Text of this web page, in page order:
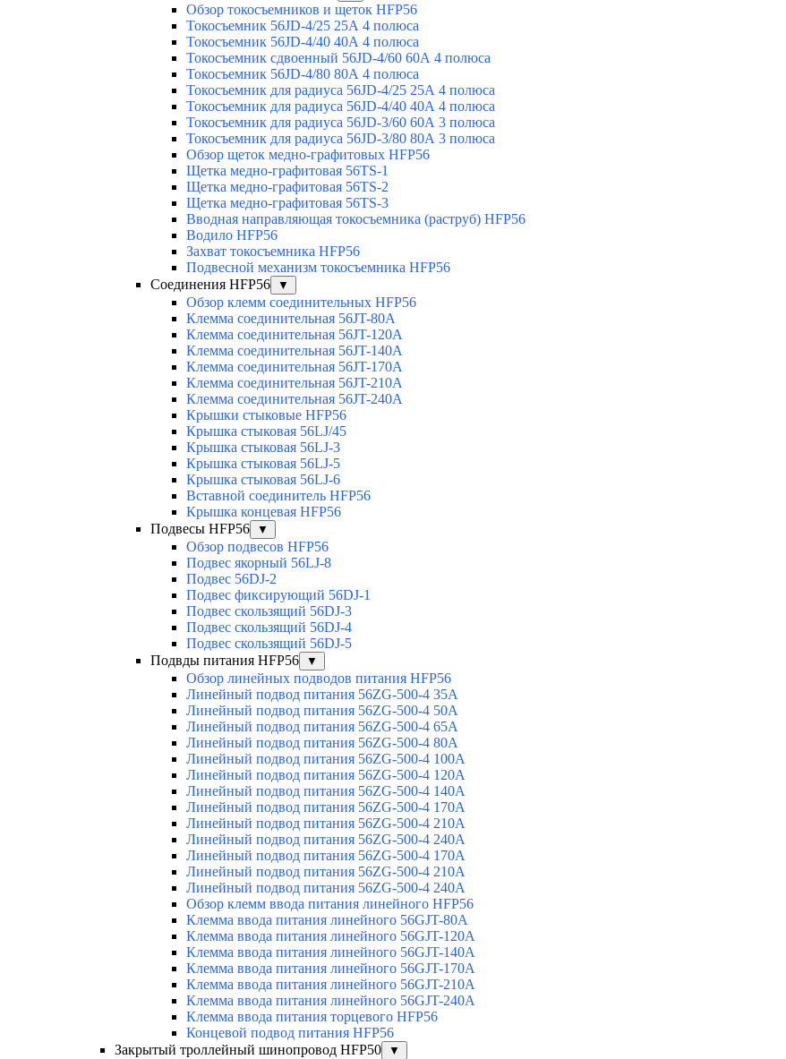
Обзор токосъемников и щеток HFP56
Токосъемник 56JD-4/25 25А 4 полюса
Токосъемник 56JD-4/40 40А 4 полюса
Токосъемник сдвоенный 56JD-4/60 60А 4 полюса
Токосъемник 56JD-4/80 80А 4 полюса
Токосъемник для радиуса 56JD-4/25 25А 4 полюса
Токосъемник для радиуса 56JD-4/40 40А 4 полюса
Токосъемник для радиуса 56JD-3/60 60А 3 полюса
Токосъемник для радиуса 56JD-3/80 80А 3 полюса
Обзор щеток медно-графитовых HFP56
Щетка медно-графитовая 56TS-1
Щетка медно-графитовая 56TS-2
Щетка медно-графитовая 56TS-3
Вводная направляющая токосъемника (раструб) HFP56
Водило HFP56
Захват токосъемника HFP56
Подвесной механизм токосъемника HFP56
Соединения HFP56
▼
Обзор клемм соединительных HFP56
Клемма соединительная 56JT-80A
Клемма соединительная 56JT-120A
Клемма соединительная 56JT-140A
Клемма соединительная 56JT-170A
Клемма соединительная 56JT-210A
Клемма соединительная 56JT-240A
Крышки стыковые HFP56
Крышка стыковая 56LJ/45
Крышка стыковая 56LJ-3
Крышка стыковая 56LJ-5
Крышка стыковая 56LJ-6
Вставной соединитель HFP56
Крышка концевая HFP56
Подвесы HFP56
▼
Обзор подвесов HFP56
Подвес якорный 56LJ-8
Подвес 56DJ-2
Подвес фиксирующий 56DJ-1
Подвес скользящий 56DJ-3
Подвес скользящий 56DJ-4
Подвес скользящий 56DJ-5
Подвды питания HFP56
▼
Обзор линейных подводов питания HFP56
Линейный подвод питания 56ZG-500-4 35A
Линейный подвод питания 56ZG-500-4 50A
Линейный подвод питания 56ZG-500-4 65A
Линейный подвод питания 56ZG-500-4 80A
Линейный подвод питания 56ZG-500-4 100A
Линейный подвод питания 56ZG-500-4 120A
Линейный подвод питания 56ZG-500-4 140A
Линейный подвод питания 56ZG-500-4 170A
Линейный подвод питания 56ZG-500-4 210A
Линейный подвод питания 56ZG-500-4 240A
Линейный подвод питания 56ZG-500-4 170A
Линейный подвод питания 56ZG-500-4 210A
Линейный подвод питания 56ZG-500-4 240A
Обзор клемм ввода питания линейного HFP56
Клемма ввода питания линейного 56GJT-80A
Клемма ввода питания линейного 56GJT-120A
Клемма ввода питания линейного 56GJT-140A
Клемма ввода питания линейного 56GJT-170A
Клемма ввода питания линейного 56GJT-210A
Клемма ввода питания линейного 56GJT-240A
Клемма ввода питания торцевого HFP56
Концевой подвод питания HFP56
Закрытый троллейный шинопровод HFP50
▼